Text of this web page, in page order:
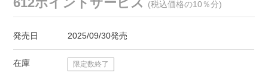
(税込価格の10％分)
発売日 2025/09/30発売
在庫 限定数終了